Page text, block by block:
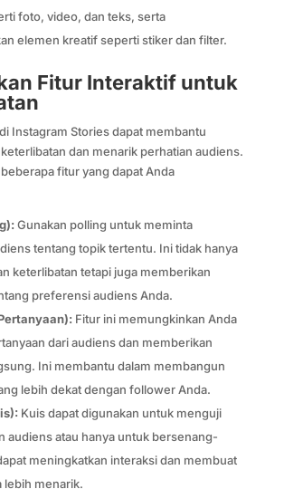
foto, video, dan teks, serta
elemen kreatif seperti stiker dan filter.
Fitur Interaktif untuk
Instagram Stories dapat membantu
dan menarik perhatian audiens.
fitur yang dapat Anda
Gunakan polling untuk meminta
tentang topik tertentu. Ini tidak hanya
keterlibatan tetapi juga memberikan
preferensi audiens Anda.
Fitur ini memungkinkan Anda
dari audiens dan memberikan
Ini membantu dalam membangun
lebih dekat dengan follower Anda.
Kuis dapat digunakan untuk menguji
audiens atau hanya untuk bersenang-
meningkatkan interaksi dan membuat
lebih menarik.